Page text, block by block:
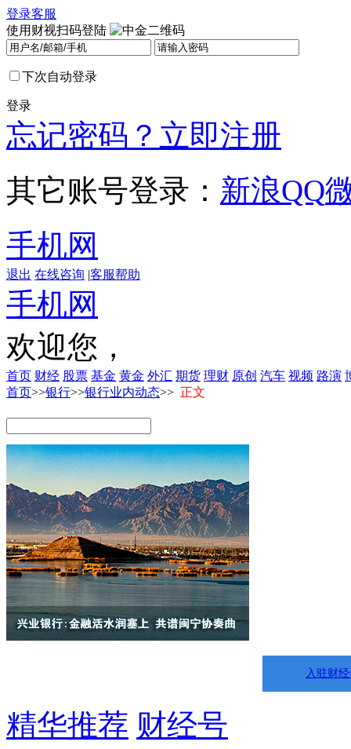
登录客服
使用财视扫码登陆
下次自动登录
登录
忘记密码？ 立即注册
其它账号登录： 新浪QQ
手机网
退出 在线咨询 |客服帮助
手机网
欢迎您，
首页 财经 股票 基金 黄金 外汇 期货 理财 原创 汽车 视频 路演
首页>>银行>>银行业内动态>> 正文
入驻财
精华推荐 财经号